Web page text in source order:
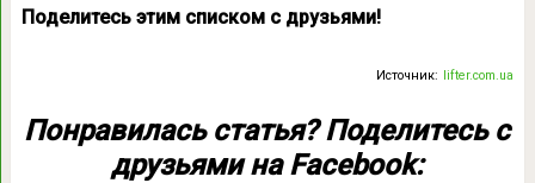
Поделитесь этим списком с друзьями!
Источник: lifter.com.ua
Понравилась статья? Поделитесь с
друзьями на Facebook: